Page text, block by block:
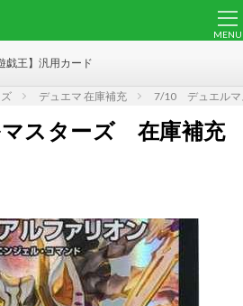
MENU
戯王】汎用カード
デュエマ 在庫補充 7/10 デュエル
スターズ 在庫補充